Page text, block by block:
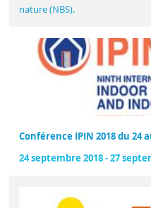
nature (NBS).
Conférence IPIN 2018 du 24
24 septembre 2018-27